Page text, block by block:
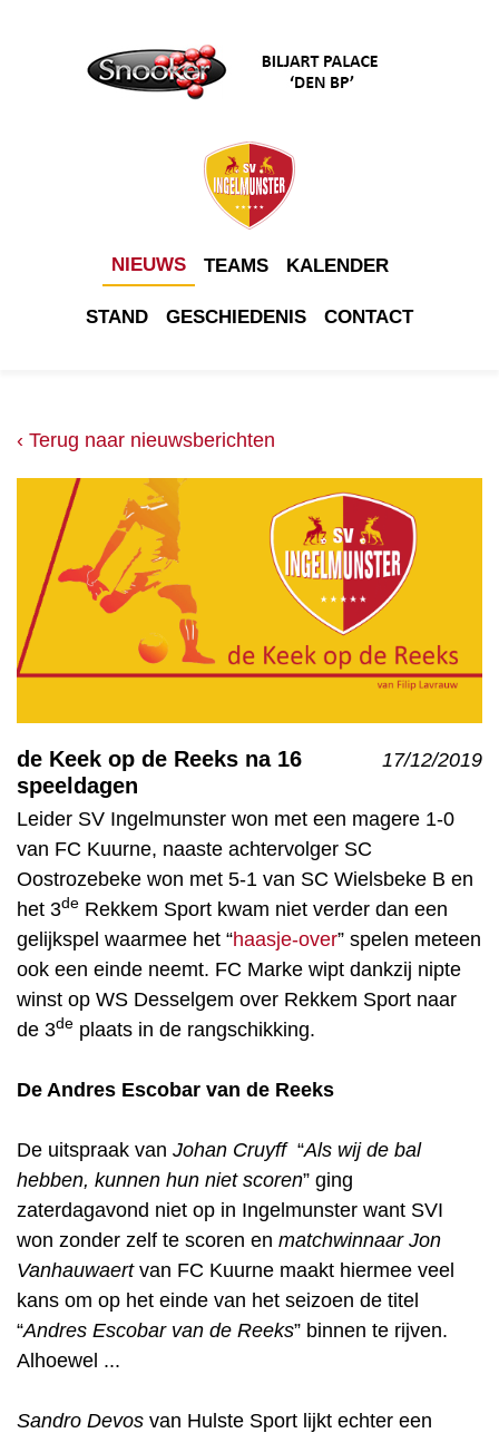
NIEUWS TEAMS KALENDER
STAND GESCHIEDENIS CONTACT
‹ Terug naar nieuwsberichten
de Keek op de Reeks na 16
speeldagen
17/12/2019
Leider SV Ingelmunster won met een magere 1-0
van FC Kuurne, naaste achtervolger SC
Oostrozebeke won met 5-1 van SC Wielsbeke B en
het 3de Rekkem Sport kwam niet verder dan een
gelijkspel waarmee het “haasje-over” spelen meteen
ook een einde neemt. FC Marke wipt dankzij nipte
winst op WS Desselgem over Rekkem Sport naar
de 3de plaats in de rangschikking.
De Andres Escobar van de Reeks
De uitspraak van Johan Cruyff“Als wij de bal
hebben, kunnen hun niet scoren” ging
zaterdagavond niet op in Ingelmunster want SVI
won zonder zelf te scoren en matchwinnaar Jon
Vanhauwaert van FC Kuurne maakt hiermee veel
kans om op het einde van het seizoen de titel
“Andres Escobar van de Reeks” binnen te rijven.
Alhoewel ...
Sandro Devos van Hulste Sport lijkt echter een